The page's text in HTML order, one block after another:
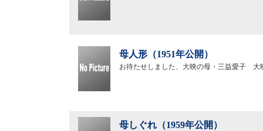
母人形（1951年公開）
お待たせしました、大映の母・三益愛子 大
母しぐれ（1959年公開）